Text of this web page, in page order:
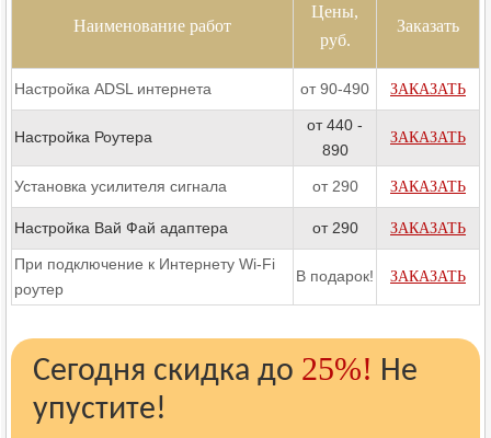
Наименование работ
Цены,
руб.
Заказать
Настройка ADSL интернета от 90-490 ЗАКАЗАТЬ
Настройка Роутера
от 440 -
890
ЗАКАЗАТЬ
Установка усилителя сигнала от 290 ЗАКАЗАТЬ
Настройка Вай Фай адаптера от 290 ЗАКАЗАТЬ
При подключение к Интернету Wi-Fi
роутер
В подарок! ЗАКАЗАТЬ
Сегодня скидка до 25%! Не
упустите!